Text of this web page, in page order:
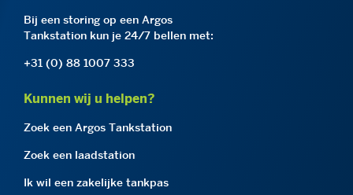
Bij een storing op een Argos
Tankstation kun je 24/7 bellen met:
+31 (0) 88 1007 333
Kunnen wij u helpen?
Zoek een Argos Tankstation
Zoek een laadstation
Ik wil een zakelijke tankpas